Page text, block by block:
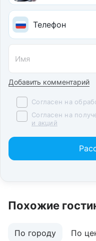
Добавить комментарий
Согласен на
Согласен на
и акций
Похожие
По городу По